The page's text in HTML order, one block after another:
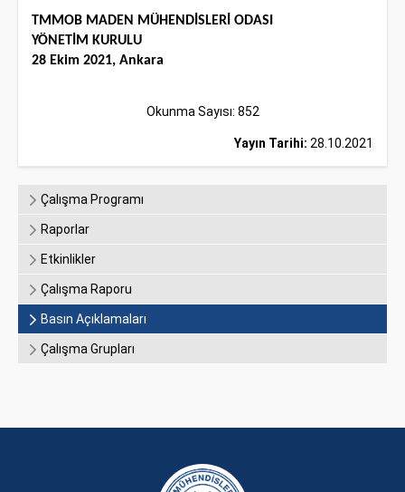
TMMOB MADEN MÜHENDİSLERİ ODASI
YÖNETİM KURULU
28 Ekim 2021, Ankara
Okunma Sayısı: 852
Yayın Tarihi: 28.10.2021
Çalışma Programı
Raporlar
Etkinlikler
Çalışma Raporu
Basın Açıklamaları
Çalışma Grupları